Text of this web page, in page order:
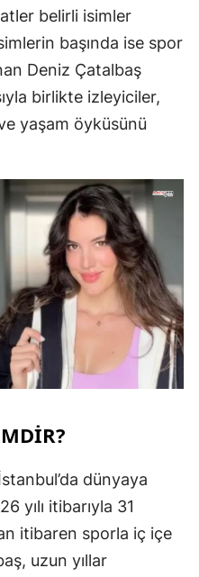
belirli isimler
başında ise spor
Deniz Çatalbaş
birlikte izleyiciler,
yaşam öyküsünü
dünyaya
yılı itibarıyla 31
itibaren sporla iç içe
uzun yıllar